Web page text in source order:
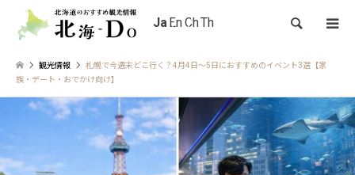
検索
観光情報
札幌で今週末どこ行く？4月4日〜5日におすすめのイベント3選【家
族・デート・おでかけ向け】